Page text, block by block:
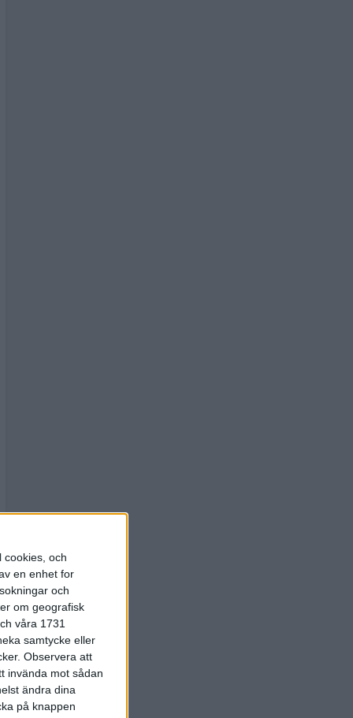
cookies, och
en enhet for
och
om geografisk
våra 1731
samtycke eller
Observera att
invända mot sådan
ändra dina
på knappen